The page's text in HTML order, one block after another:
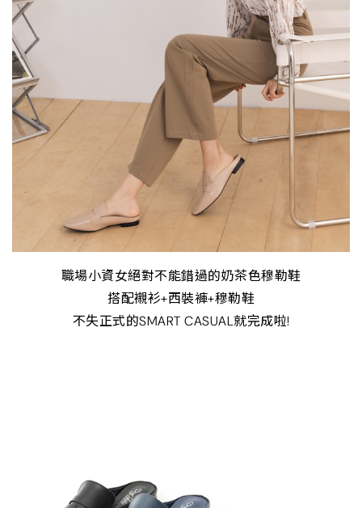
職場小資女絕對不能錯過的奶茶色穆勒鞋
搭配襯衫+西裝褲+穆勒鞋
不失正式的SMART CASUAL就完成啦!